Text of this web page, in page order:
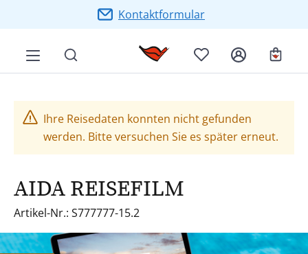
Zum Hauptinhalt springenKontaktformular
Ihre Reisedaten konnten nicht gefunden
werden. Bitte versuchen Sie es später erneut.
AIDA REISEFILM
Artikel-Nr.: S777777-15.2
Bildergalerie überspringen